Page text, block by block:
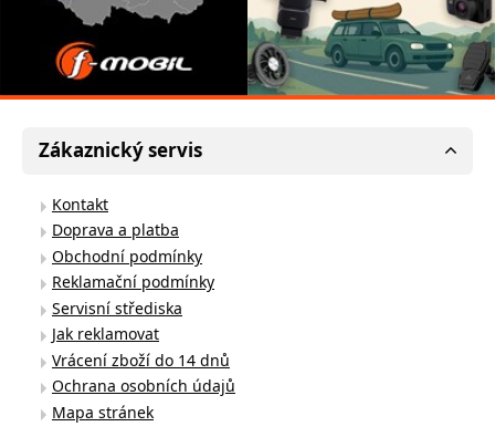
Zákaznický servis
Kontakt
Doprava a platba
Obchodní podmínky
Reklamační podmínky
Servisní střediska
Jak reklamovat
Vrácení zboží do 14 dnů
Ochrana osobních údajů
Mapa stránek